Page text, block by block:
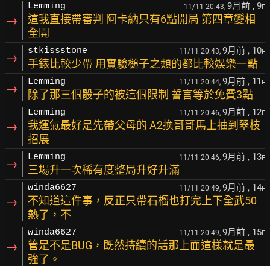
→
Lemming 11/11 20:43, 9月前 , 9F
這我直接帶審判 阿卡納只有6點開局 第四章變相
全開
→ stkissstone 11/11 20:43, 9月前 , 10F
手錶比較少帶 用實驗槌子之類的都比較娛樂一點
→ Lemming 11/11 20:44, 9月前 , 11 F
除了那三個骰子的被這個限制 誓言等於免費3點
→
Lemming 11/11 20:46, 9月前 , 12F
我運氣最好是先帶父母的 A2換哥哥馬上抽到翠枝
招展
→ Lemming 11/11 20:46, 9月前 , 13F
三場升一次稀有度整局升好升滿
→
winda6627 11/11 20:49, 9月前 , 14F
不知道這件事，反正只帶石榴也打完上下全武50
熱了，不
→
winda6627 11/11 20:49, 9月前 , 15F
管是不是BUG，既然持續的話那上面這樣就是最
強了。